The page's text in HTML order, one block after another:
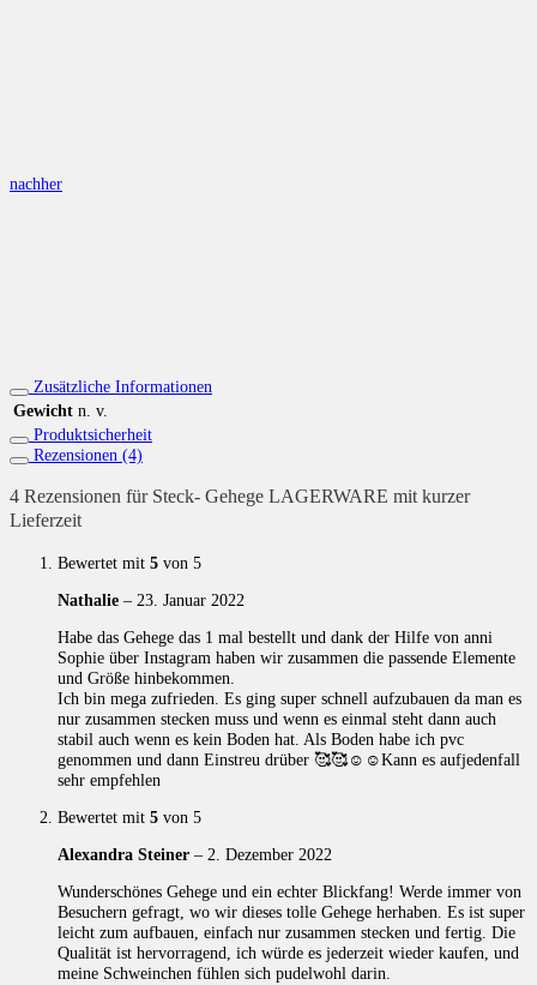
nachher
Zusätzliche Informationen
Gewicht n. v.
Produktsicherheit
Rezensionen (4)
4 Rezensionen für Steck- Gehege LAGERWARE mit kurzer
Lieferzeit
Bewertet mit 5 von 5
Nathalie – 23. Januar 2022
Habe das Gehege das 1 mal bestellt und dank der Hilfe von anni
Sophie über Instagram haben wir zusammen die passende Elemente
und Größe hinbekommen.
Ich bin mega zufrieden. Es ging super schnell aufzubauen da man es
nur zusammen stecken muss und wenn es einmal steht dann auch
stabil auch wenn es kein Boden hat. Als Boden habe ich pvc
genommen und dann Einstreu drüber 🥰🥰☺️☺️Kann es aufjedenfall
sehr empfehlen
Bewertet mit 5 von 5
Alexandra Steiner – 2. Dezember 2022
Wunderschönes Gehege und ein echter Blickfang! Werde immer von
Besuchern gefragt, wo wir dieses tolle Gehege herhaben. Es ist super
leicht zum aufbauen, einfach nur zusammen stecken und fertig. Die
Qualität ist hervorragend, ich würde es jederzeit wieder kaufen, und
meine Schweinchen fühlen sich pudelwohl darin.